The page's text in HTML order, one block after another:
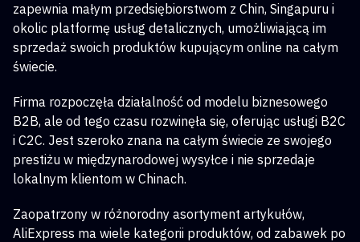
zapewnia małym przedsiębiorstwom z Chin, Singapuru i
okolic platformę usług detalicznych, umożliwiającą im
sprzedaż swoich produktów kupującym online na całym
świecie.
Firma rozpoczęła działalność od modelu biznesowego
B2B, ale od tego czasu rozwinęła się, oferując usługi B2C
i C2C. Jest szeroko znana na całym świecie ze swojego
prestiżu w międzynarodowej wysyłce i nie sprzedaje
lokalnym klientom w Chinach.
Zaopatrzony w różnorodny asortyment artykułów,
AliExpress ma wiele kategorii produktów, od zabawek po